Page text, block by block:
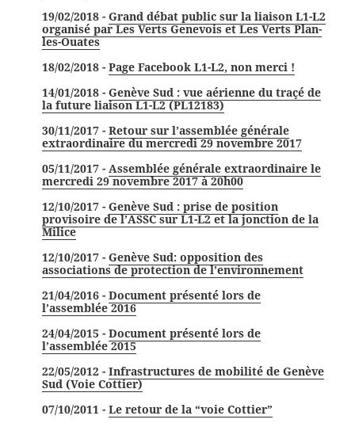
19/02/2018 -Grand débat public sur la liaison L1-L2
organisé par Les Verts Genevois et Les Verts Plan-
les-Ouates
18/02/2018 -Page Facebook L1-L2, non merci !
14/01/2018 -Genève Sud : vue aérienne du traçé de
la future liaison L1-L2 (PL12183)
30/11/2017 -Retour sur l’assemblée générale
extraordinaire du mercredi 29 novembre 2017
05/11/2017 -Assemblée générale extraordinaire le
mercredi 29 novembre 2017 à 20h00
12/10/2017 -Genève Sud : prise de position
provisoire de l’ASSC sur L1-L2 et la jonction de la
Milice
12/10/2017 -Genève Sud: opposition des
associations de protection de l’environnement
21/04/2016 -Document présenté lors de
l’assemblée 2016
24/04/2015 -Document présenté lors de
l’assemblée 2015
22/05/2012 -Infrastructures de mobilité de Genève
Sud (Voie Cottier)
07/10/2011 -Le retour de la “voie Cottier”